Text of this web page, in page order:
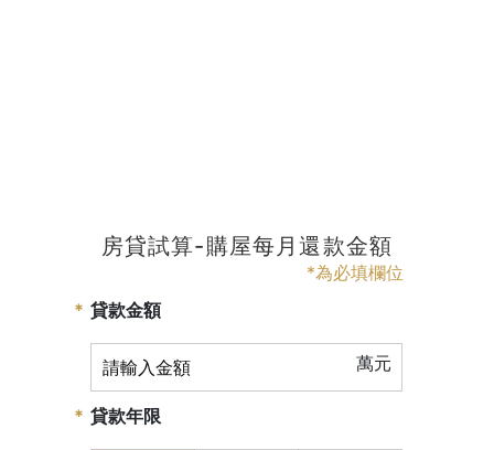
房貸試算-購屋每月還款金額
*為必填欄位
貸款金額
萬元
貸款年限